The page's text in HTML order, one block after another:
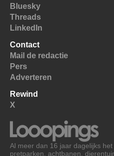
Bluesky
Threads
LinkedIn
Contact
Mail de redactie
Pers
Adverteren
Rewind
X
Al meer dan 16 jaar dagelijks
pretparken, achtbanen,